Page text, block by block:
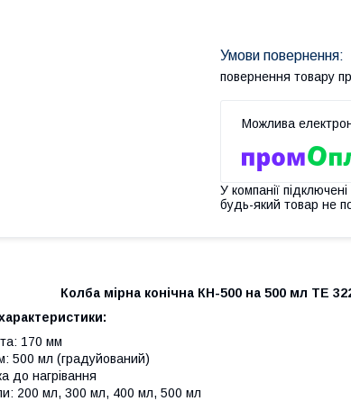
повернення товару
У компанії
будь-який товар не
Колба мірна конічна КН-500 на 500 мл ТЕ
170 мм
500 мл (градуйований)
до нагрівання
200 мл, 300 мл, 400 мл, 500 мл